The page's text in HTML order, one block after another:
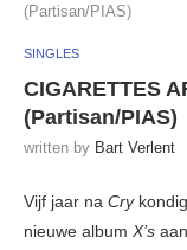
(Partisan/PIAS)
SINGLES
CIGARETTES
(Partisan/PIAS)
written by Bart Verlent
Vijf jaar na Cry
nieuwe album X’s